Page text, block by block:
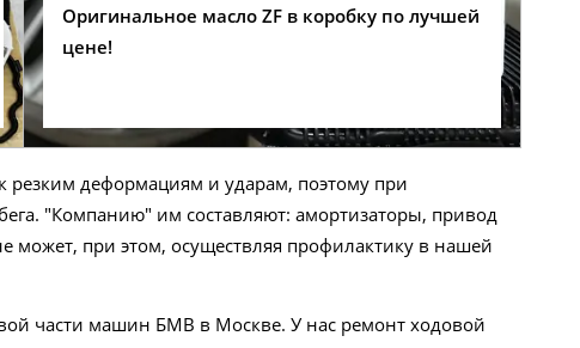
Оригинальное масло ZF в коробку по лучшей
цене!
деформациям и ударам, поэтому при
"Компанию" им составляют: амортизаторы, привод
при этом, осуществляя профилактику в нашей
части машин БМВ в Москве. У нас ремонт ходовой